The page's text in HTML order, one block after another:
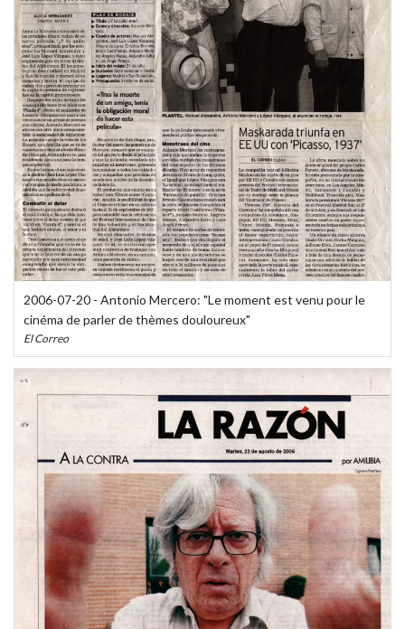
2006-07-20 - Antonio Mercero: "Le moment est venu pour le
cinéma de parler de thèmes douloureux"
El Correo